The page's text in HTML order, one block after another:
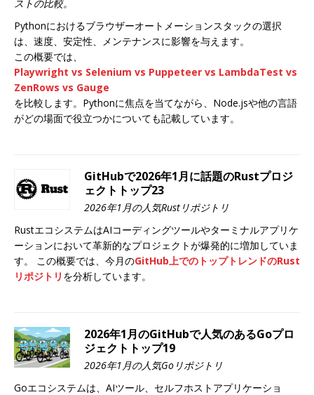
ストの比較。
Pythonにおけるブラウザーオートメーションスタックの選択
は、速度、安定性、メンテナンスに影響を与えます。
この概要では、
Playwright vs Selenium vs Puppeteer vs LambdaTest vs
ZenRows vs Gauge
を比較します。Pythonに焦点を当てながら、Node.jsや他の言語
がどの場面で役立つかについても記載しています。
GitHubで2026年1月に話題のRustプロジ
ェクトトップ23
2026年1月の人気Rustリポジトリ
RustエコシステムはAIコーディングツールやターミナルアプリケ
ーションにおいて革新的なプロジェクトが爆発的に増加していま
す。 この概要では、今月のGitHub上でのトップトレンドのRust
リポジトリ を分析しています。
2026年1月のGitHubで人気のあるGoプロ
ジェクトトップ19
2026年1月の人気Goリポジトリ
Goエコシステムは、AIツール、セルフホストアプリケーショ